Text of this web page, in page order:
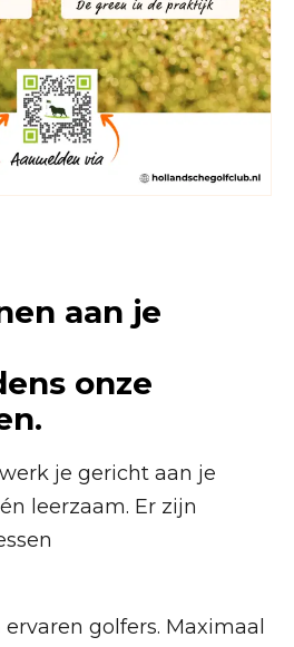
aan je
onze
je gericht aan je
leerzaam. Er zijn
golfers. Maximaal